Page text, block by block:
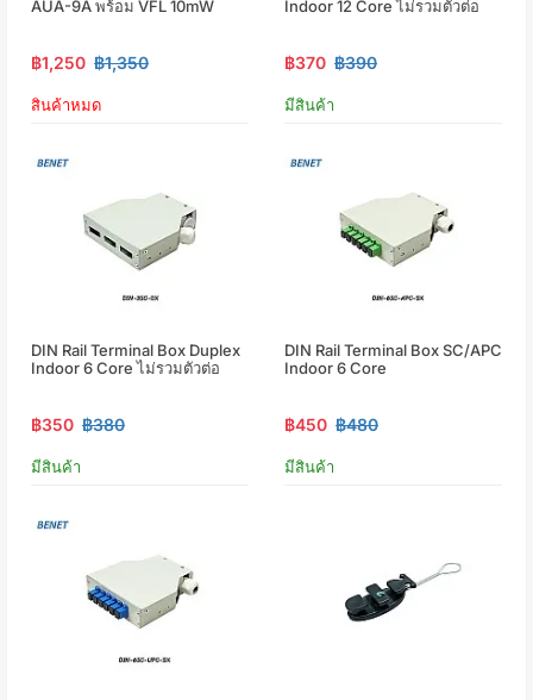
AUA-9A พร้อม VFL 10mW
฿1,250 ฿1,350
สินค้าหมด
Indoor 12 Core ไม่รวมตัวต่อ
฿370 ฿390
มีสินค้า
DIN Rail Terminal Box Duplex
Indoor 6 Core ไม่รวมตัวต่อ
฿350 ฿380
มีสินค้า
DIN Rail Terminal Box SC/APC
Indoor 6 Core
฿450 ฿480
มีสินค้า